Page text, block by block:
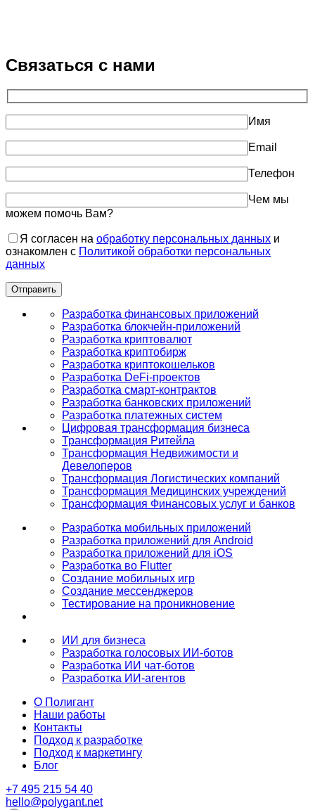
Связаться с нами
Имя
Email
Телефон
Чем мы
можем помочь Вам?
Я согласен на обработку персональных данных и
ознакомлен с Политикой обработки персональных
данных
Разработка финансовых приложений
Разработка блокчейн-приложений
Разработка криптовалют
Разработка криптобирж
Разработка криптокошельков
Разработка DeFi-проектов
Разработка смарт-контрактов
Разработка банковских приложений
Разработка платежных систем
Цифровая трансформация бизнеса
Трансформация Ритейла
Трансформация Недвижимости и
Девелоперов
Трансформация Логистических компаний
Трансформация Медицинских учреждений
Трансформация Финансовых услуг и банков
Разработка мобильных приложений
Разработка приложений для Android
Разработка приложений для iOS
Разработка во Flutter
Создание мобильных игр
Создание мессенджеров
Тестирование на проникновение
ИИ для бизнеса
Разработка голосовых ИИ-ботов
Разработка ИИ чат-ботов
Разработка ИИ-агентов
О Полигант
Наши работы
Контакты
Подход к разработке
Подход к маркетингу
Блог
+7 495 215 54 40
hello@polygant.net